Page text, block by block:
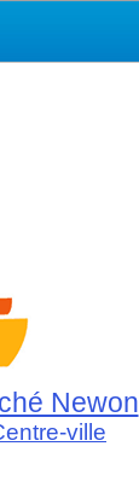
Newon
ville